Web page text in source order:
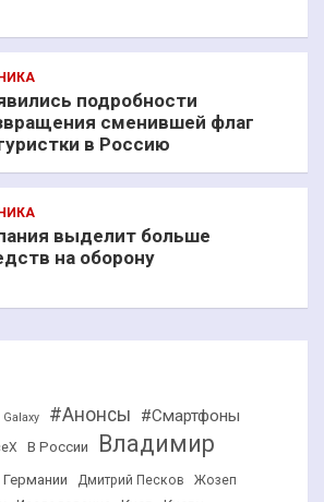
подробности
сменившей флаг
в Россию
выделит больше
на оборону
Galaxy #Анонсы #Смартфоны
В России
Владимир
Германии Дмитрий Песков
Жозеп